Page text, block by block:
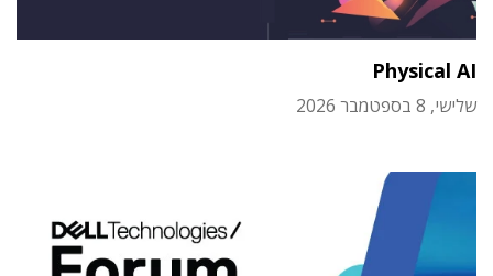
Physical AI
שלישי, 8 בספטמבר 2026